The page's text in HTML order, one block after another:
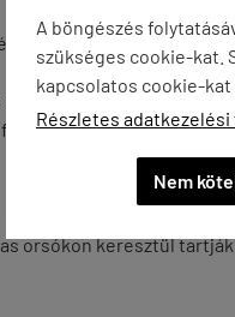
A böngészés
szükséges cookie-kat.
kapcsolatos cookie-kat
Részletes
Nem
orsókon keresztül